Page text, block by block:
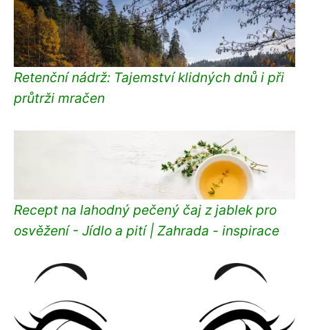
Retenční nádrž: Tajemství klidných dnů i při
průtrži mračen
Recept na lahodný pečený čaj z jablek pro
osvěžení - Jídlo a pití | Zahrada - inspirace